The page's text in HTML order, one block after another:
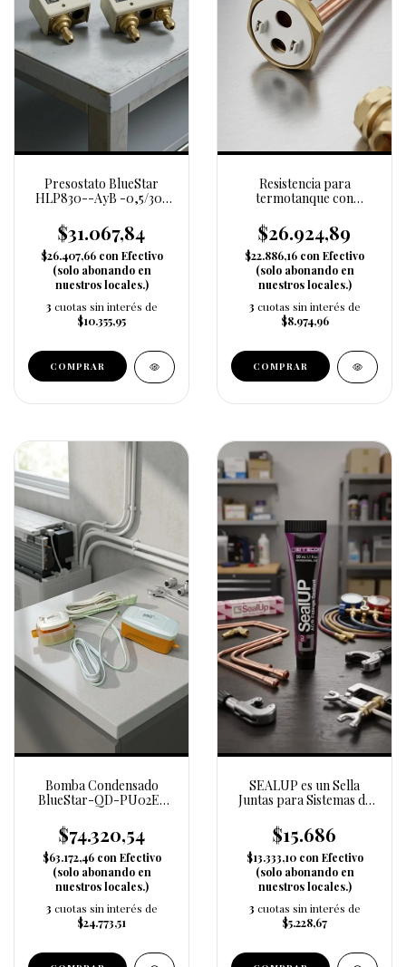
Presostato BlueStar
HLP830--AyB -0,5/30-
$31.067,84
$26.407,66 con Efectivo
(solo abonando en
nuestros locales.)
3 cuotas sin interés de
$10.355,95
Resistencia para
termotanque con
$26.924,89
$22.886,16 con Efectivo
(solo abonando en
nuestros locales.)
3 cuotas sin interés de
$8.974,96
Bomba Condensado
BlueStar-QD-PU02E-
$74.320,54
$63.172,46 con Efectivo
(solo abonando en
nuestros locales.)
3 cuotas sin interés de
$24.773,51
SEALUP es un Sella
Juntas para Sistemas de
$15.686
$13.333,10 con Efectivo
(solo abonando en
nuestros locales.)
3 cuotas sin interés de
$5.228,67